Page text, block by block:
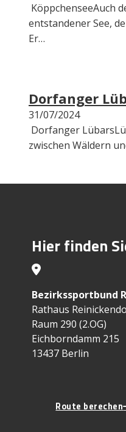
KöppchenseeAuch
entstandener See,
Er…
Dorfanger
31/07/2024
Dorfanger
zwischen Wäldern
Hier finden
Bezirkssportbund
Rathaus
Raum 290 (2.OG)
Eichborndamm 215
13437 Berlin
Route berechen